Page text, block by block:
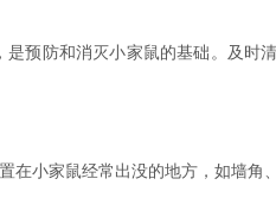
是预防和消灭小家鼠的基础。及时
在小家鼠经常出没的地方，如墙角